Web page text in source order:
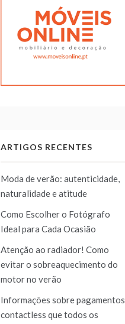
ARTIGOS RECENTES
Moda de verão: autenticidade,
naturalidade e atitude
Como Escolher o Fotógrafo
Ideal para Cada Ocasião
Atenção ao radiador! Como
evitar o sobreaquecimento do
motor no verão
Informações sobre pagamentos
contactless que todos os